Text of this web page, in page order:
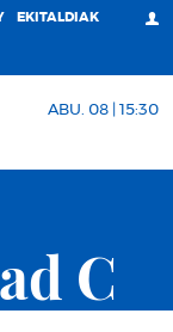
EKITALDIAK
ABU. 08 | 15:30
C